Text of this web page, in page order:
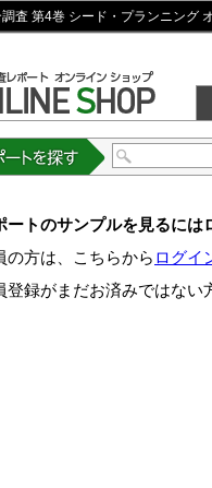
査 第4巻 シード・プランニング
ートのサンプルを見るには
の方は、こちらから ログイ
登録がまだお済みではない